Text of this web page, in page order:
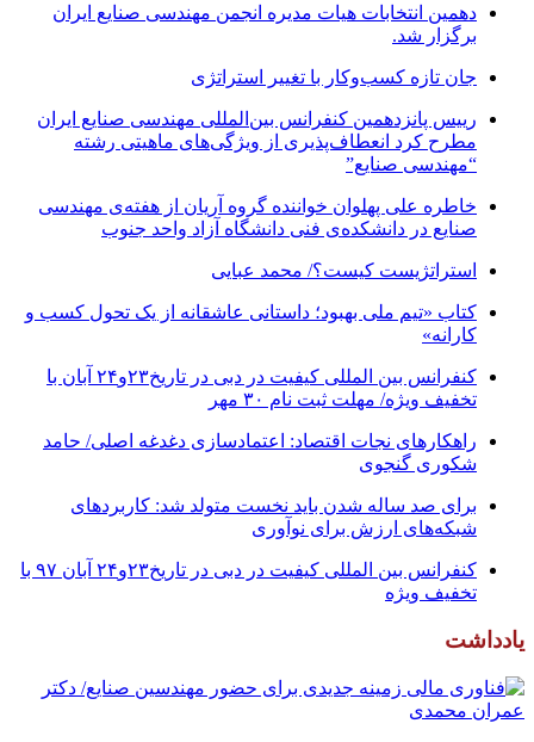
دهمین انتخابات هیات مدیره انجمن مهندسی صنایع ایران
برگزار شد.
جان تازه کسب‌وکار با تغییر استراتژی
رییس پانزدهمین کنفرانس بین‌المللی مهندسی صنایع ایران
مطرح کرد انعطاف‌پذیری از ویژگی‌های ماهیتی رشته
“مهندسی صنایع”
خاطره علی پهلوان خواننده گروه آریان از هفته‌ی مهندسی
صنایع در دانشکده‌ی فنی دانشگاه آزاد واحد جنوب
استراتژیست کیست؟‬/ محمد عبایی
کتاب «تیم ملی بهبود؛ داستانی عاشقانه از یک تحول کسب و
کارانه»
کنفرانس بین المللی کیفیت در دبی در تاریخ۲۳و۲۴ آبان با
تخفیف ویژه/ مهلت ثبت نام ۳۰ مهر
راهکارهای نجات اقتصاد: اعتمادسازی دغدغه اصلی/ حامد
شکوری گنجوی
برای صد ساله شدن باید نخست متولد شد: کاربردهای
شبکه‌های ارزش برای نوآوری
کنفرانس بین المللی کیفیت در دبی در تاریخ۲۳و۲۴ آبان ۹۷ با
تخفیف ویژه
یادداشت